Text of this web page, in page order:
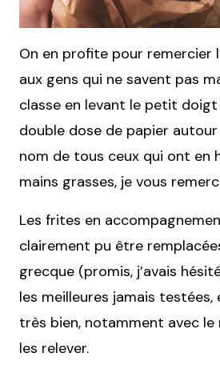
On en profite pour remercier
aux gens qui ne savent pas
classe en levant le petit
double dose de papier
nom de tous ceux qui ont en
mains grasses, je vous
Les frites en
clairement pu être
grecque (promis, j’avais
les meilleures jamais testées,
très bien, notamment avec
les relever.